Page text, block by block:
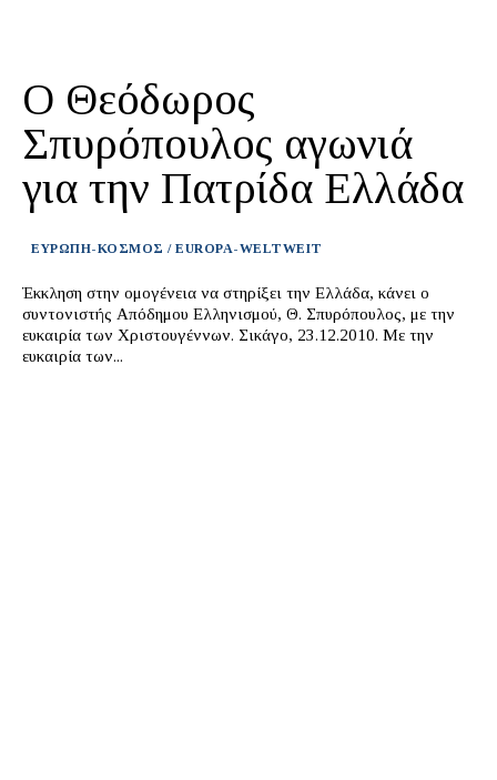
Ο Θεόδωρος
Σπυρόπουλος αγωνιά
για την Πατρίδα Ελλάδα
ΕΥΡΩΠΗ-ΚΟΣΜΟΣ / EUROPA-WELTWEIT
Έκκληση στην ομογένεια να στηρίξει την Ελλάδα, κάνει ο
συντονιστής Απόδημου Ελληνισμού, Θ. Σπυρόπουλος, με την
ευκαιρία των Χριστουγέννων. Σικάγο, 23.12.2010. Με την
ευκαιρία των...